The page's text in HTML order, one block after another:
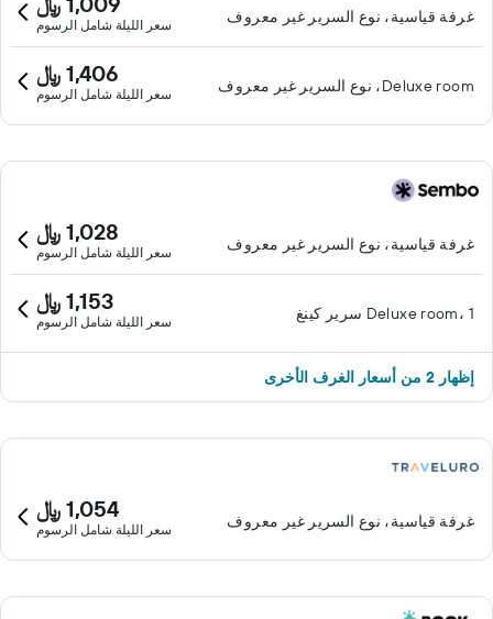
غرفة قياسية، نوع السرير غير معروف سعر الليلة شامل الرسوم
Deluxe room، نوع السرير غير معروف 1,406 ﷼
سعر الليلة شامل الرسوم
غرفة قياسية، نوع السرير غير معروف 1,028 ﷼
سعر الليلة شامل الرسوم
Deluxe room، 1 سرير كينغ 1,153 ﷼
سعر الليلة شامل الرسوم
إظهار 2 من أسعار الغرف الأخرى
غرفة قياسية، نوع السرير غير معروف 1,054 ﷼
سعر الليلة شامل الرسوم